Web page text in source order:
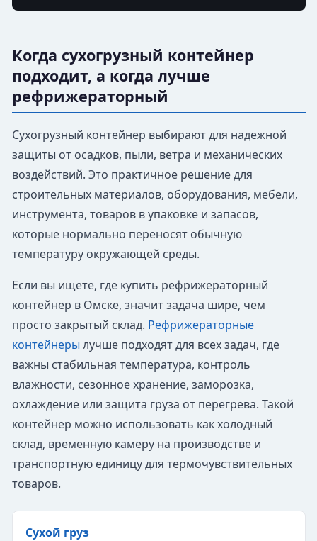
Когда сухогрузный контейнер
подходит, а когда лучше
рефрижераторный
Сухогрузный контейнер выбирают для надежной
защиты от осадков, пыли, ветра и механических
воздействий. Это практичное решение для
строительных материалов, оборудования, мебели,
инструмента, товаров в упаковке и запасов,
которые нормально переносят обычную
температуру окружающей среды.
Если вы ищете, где купить рефрижераторный
контейнер в Омске, значит задача шире, чем
просто закрытый склад. Рефрижераторные
контейнеры лучше подходят для всех задач, где
важны стабильная температура, контроль
влажности, сезонное хранение, заморозка,
охлаждение или защита груза от перегрева. Такой
контейнер можно использовать как холодный
склад, временную камеру на производстве и
транспортную единицу для термочувствительных
товаров.
Сухой груз